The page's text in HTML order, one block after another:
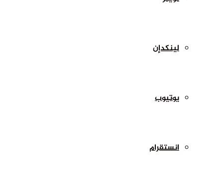
لينكدإن
يوتيوب
انستقرام